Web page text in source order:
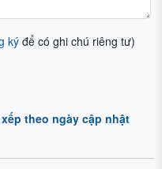
kýđể có ghi chú riêng tư)
theo ngày cập nhật